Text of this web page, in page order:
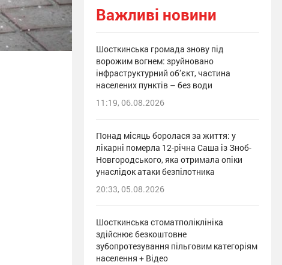
Важливі новини
Шосткинська громада знову під
ворожим вогнем: зруйновано
інфраструктурний об’єкт, частина
населених пунктів – без води
11:19, 06.08.2026
Понад місяць боролася за життя: у
лікарні померла 12-річна Саша із Зноб-
Новгородського, яка отримала опіки
унаслідок атаки безпілотника
20:33, 05.08.2026
Шосткинська стоматполіклініка
здійснює безкоштовне
зубопротезування пільговим категоріям
населення + Відео